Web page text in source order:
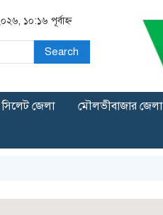
১০:১৬ পূর্বাহ্ন
Search
সিলেট জেলা মৌলভীবাজার জেলা